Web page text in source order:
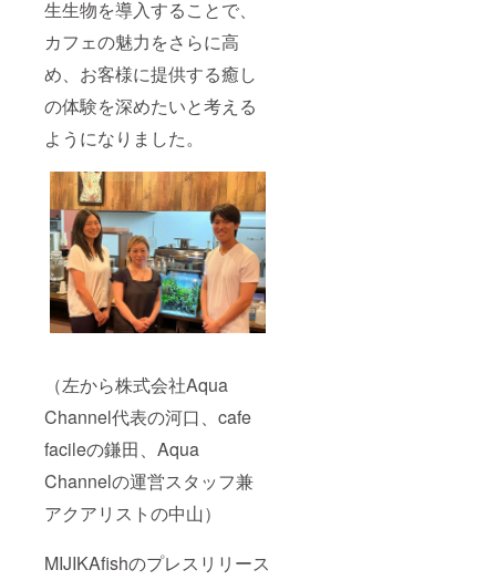
生生物を導入することで、
カフェの魅力をさらに高
め、お客様に提供する癒し
の体験を深めたいと考える
ようになりました。
（左から株式会社Aqua
Channel代表の河口、cafe
facileの鎌田、Aqua
Channelの運営スタッフ兼
アクアリストの中山）
MIJIKAfishのプレスリリース